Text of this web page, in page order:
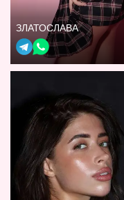
ЗЛАТОСЛАВА